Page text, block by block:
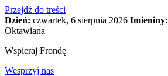
Przejdź do treści
Dzień: czwartek, 6 sierpnia 2026 Imieniny:
Oktawiana
Wspieraj Frondę
Wesprzyj nas